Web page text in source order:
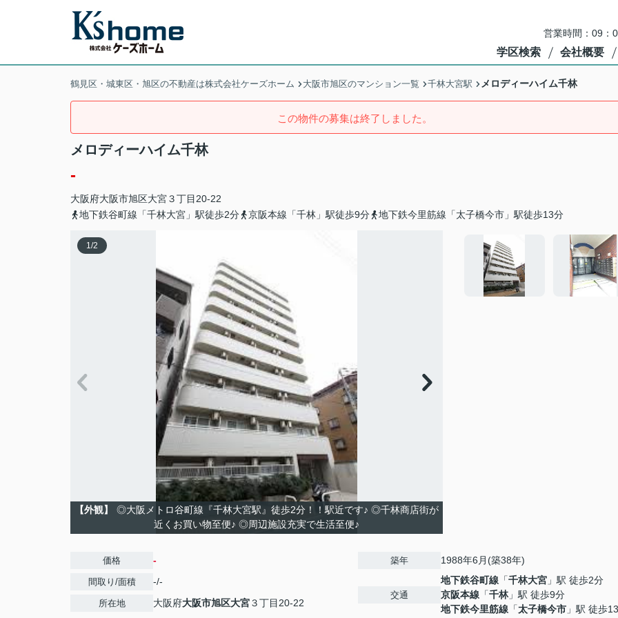
営業時間：09：
学区検索 会社概要
鶴見区・城東区・旭区の不動産は株式会社ケーズホーム 大阪市旭区のマンション一覧 千林大宮駅 メロディーハイム千林
この物件の募集は終了しました。
メロディーハイム千林
-
大阪府大阪市旭区大宮３丁目20-22
地下鉄谷町線「千林大宮」駅徒歩2分
京阪本線「千林」駅徒歩9分 地下鉄今里筋線「太子橋今市」駅徒歩13分
1/2
【外観】
◎大阪メトロ谷町線『千林大宮駅』徒歩2分！！駅近です♪ ◎千林商店街が
近くお買い物至便♪ ◎周辺施設充実で生活至便♪
価格 -
間取り/面積 -/-
所在地 大阪府大阪市旭区大宮３丁目20-22
築年 1988年6月(築38年)
交通
地下鉄谷町線 「千林大宮 」駅 徒歩2分
京阪本線 「千林」駅 徒歩9分
地下鉄今里筋線 「太子橋今市 」駅 徒歩